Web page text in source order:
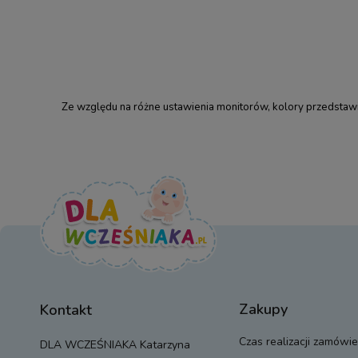
Ze względu na różne ustawienia monitorów, kolory
Kontakt
DLA WCZEŚNIAKA Katarzyna
Zakupy
Czas realizacji